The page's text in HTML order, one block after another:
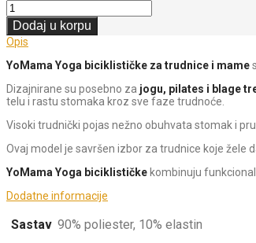
Dodaj u korpu
Opis
YoMama Yoga biciklističke za trudnice i mame
Dizajnirane su posebno za jogu, pilates i blage
telu i rastu stomaka kroz sve faze trudnoće.
Visoki trudnički pojas nežno obuhvata stomak i
Ovaj model je savršen izbor za trudnice koje žele
YoMama Yoga biciklističke kombinuju
Dodatne informacije
Sastav 90% poliester, 10% elastin